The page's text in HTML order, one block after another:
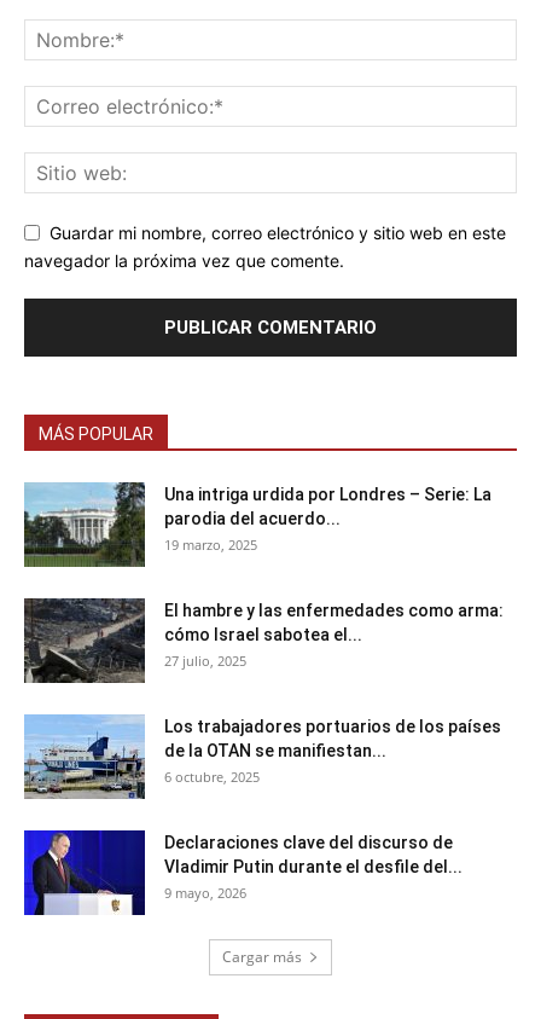
Guardar mi nombre, correo electrónico y sitio web en este
navegador la próxima vez que comente.
MÁS POPULAR
Una intriga urdida por Londres – Serie: La
parodia del acuerdo...
19 marzo, 2025
El hambre y las enfermedades como arma:
cómo Israel sabotea el...
27 julio, 2025
Los trabajadores portuarios de los países
de la OTAN se manifiestan...
6 octubre, 2025
Declaraciones clave del discurso de
Vladimir Putin durante el desfile del...
9 mayo, 2026
Cargar más